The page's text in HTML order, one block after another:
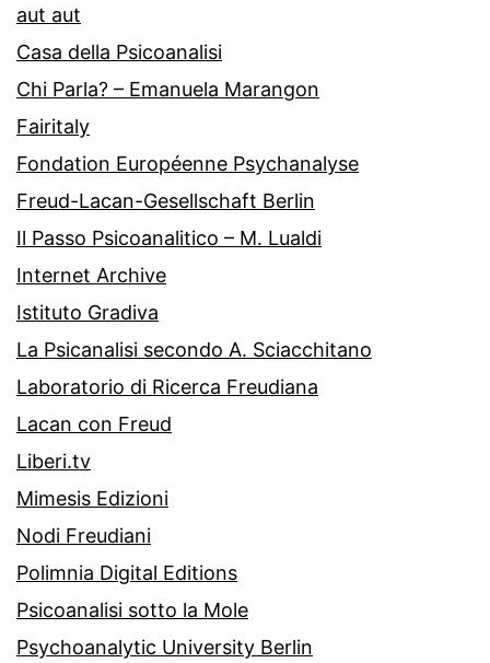
aut aut
Casa della Psicoanalisi
Chi Parla? – Emanuela Marangon
Fairitaly
Fondation Européenne Psychanalyse
Freud-Lacan-Gesellschaft Berlin
Il Passo Psicoanalitico – M. Lualdi
Internet Archive
Istituto Gradiva
La Psicanalisi secondo A. Sciacchitano
Laboratorio di Ricerca Freudiana
Lacan con Freud
Liberi.tv
Mimesis Edizioni
Nodi Freudiani
Polimnia Digital Editions
Psicoanalisi sotto la Mole
Psychoanalytic University Berlin